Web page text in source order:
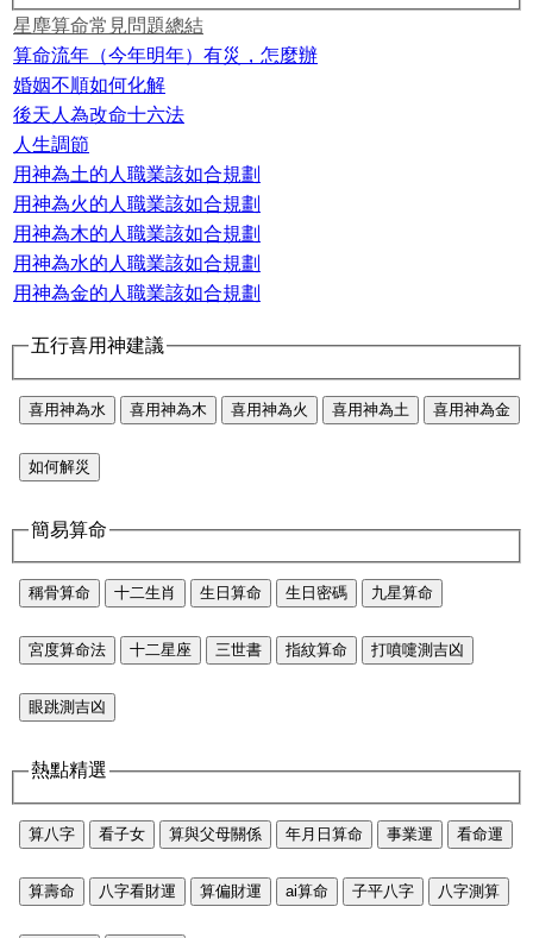
星塵算命常見問題總結
算命流年（今年明年）有災，怎麼辦
婚姻不順如何化解
後天人為改命十六法
人生調節
用神為土的人職業該如合規劃
用神為火的人職業該如合規劃
用神為木的人職業該如合規劃
用神為水的人職業該如合規劃
用神為金的人職業該如合規劃
五行喜用神建議
喜用神為水 喜用神為木 喜用神為火 喜用神為土 喜用神為金
如何解災
簡易算命
稱骨算命 十二生肖 生日算命 生日密碼 九星算命
宮度算命法 十二星座 三世書 指紋算命 打噴嚏測吉凶
眼跳測吉凶
熱點精選
算八字 看子女 算與父母關係 年月日算命 事業運 看命運
算壽命 八字看財運 算偏財運 ai算命 子平八字 八字測算